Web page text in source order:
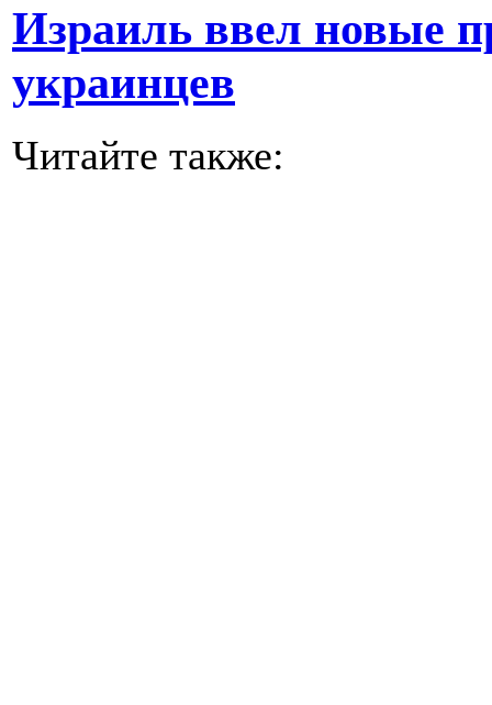
Израиль ввел новые
украинцев
Читайте также: